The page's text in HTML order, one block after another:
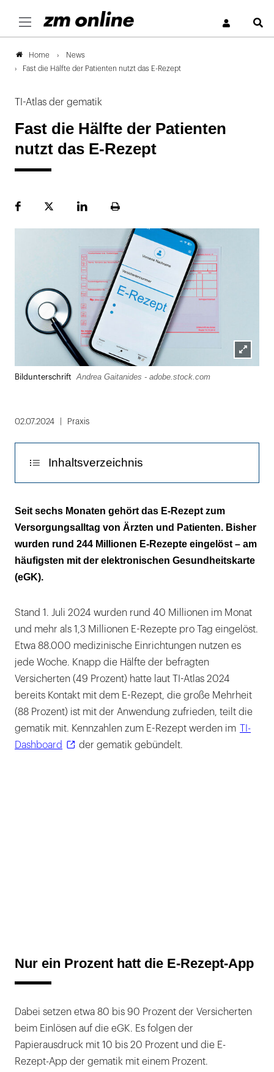
Home
News
Fast die Hälfte der Patienten nutzt das E-Rezept
TI-Atlas der gematik
Fast die Hälfte der Patienten
nutzt das E-Rezept
FacebookPlattformLinekdInSeite
Lightbox
Bildunterschrift Andrea Gaitanides - adobe.stock.com
02.07.2024 Praxis
Inhaltsverzeichnis
Nur ein Prozent hatt die E-Rezept-App
Seit sechs Monaten gehört das E-Rezept zum
Versorgungsalltag von Ärzten und Patienten. Bisher
wurden rund 244 Millionen E-Rezepte eingelöst – am
häufigsten mit der elektronischen Gesundheitskarte
(eGK).
Stand 1. Juli 2024 wurden rund 40 Millionen im Monat
und mehr als 1,3 Millionen E-Rezepte pro Tag eingelöst.
Etwa 88.000 medizinische Einrichtungen nutzen es
jede Woche. Knapp die Hälfte der befragten
Versicherten (49 Prozent) hatte laut TI-Atlas 2024
bereits Kontakt mit dem E-Rezept, die große Mehrheit
(88 Prozent) ist mit der Anwendung zufrieden, teilt die
gematik mit. Kennzahlen zum E-Rezept werden im
TI-
Dashboard
der gematik gebündelt.
Nur ein Prozent hatt die E-Rezept-App
Dabei setzen etwa 80 bis 90 Prozent der Versicherten
beim Einlösen auf die eGK. Es folgen der
Papierausdruck mit 10 bis 20 Prozent und die E-
Rezept-App der gematik mit einem Prozent.